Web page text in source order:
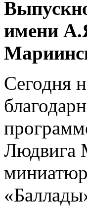
имени
Сегодня
Людвига